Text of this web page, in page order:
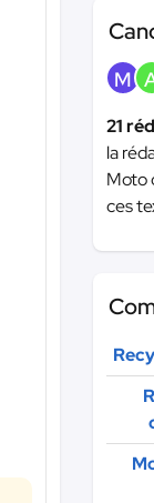
M
21
la
Moto
ces